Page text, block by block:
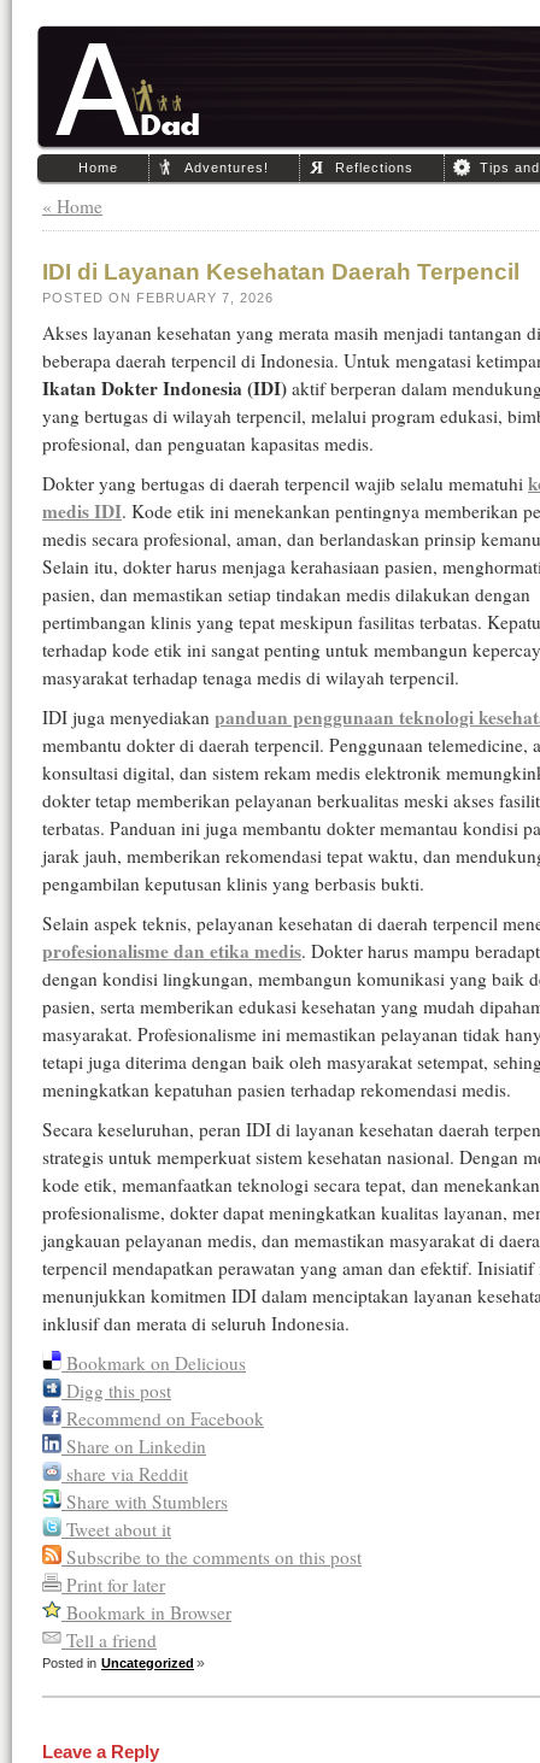
Home Adventures! Reflections Tips
« Home
IDI di Layanan Kesehatan Daerah Terpencil
POSTED ON FEBRUARY 7, 2026
Akses layanan kesehatan yang merata masih menjadi tantangan di
beberapa daerah terpencil di Indonesia. Untuk mengatasi
Ikatan Dokter Indonesia (IDI) aktif berperan dalam
yang bertugas di wilayah terpencil, melalui program edukasi,
profesional, dan penguatan kapasitas medis.
Dokter yang bertugas di daerah terpencil wajib selalu mematuhi
medis IDI. Kode etik ini menekankan pentingnya memberikan
medis secara profesional, aman, dan berlandaskan prinsip
Selain itu, dokter harus menjaga kerahasiaan pasien,
pasien, dan memastikan setiap tindakan medis dilakukan dengan
pertimbangan klinis yang tepat meskipun fasilitas terbatas.
terhadap kode etik ini sangat penting untuk membangun
masyarakat terhadap tenaga medis di wilayah terpencil.
IDI juga menyediakan panduan penggunaan teknologi
membantu dokter di daerah terpencil. Penggunaan telemedicine,
konsultasi digital, dan sistem rekam medis elektronik
dokter tetap memberikan pelayanan berkualitas meski akses
terbatas. Panduan ini juga membantu dokter memantau kondisi
jarak jauh, memberikan rekomendasi tepat waktu, dan
pengambilan keputusan klinis yang berbasis bukti.
Selain aspek teknis, pelayanan kesehatan di daerah terpencil
profesionalisme dan etika medis. Dokter harus mampu
dengan kondisi lingkungan, membangun komunikasi yang baik
pasien, serta memberikan edukasi kesehatan yang mudah
masyarakat. Profesionalisme ini memastikan pelayanan tidak
tetapi juga diterima dengan baik oleh masyarakat setempat,
meningkatkan kepatuhan pasien terhadap rekomendasi medis.
Secara keseluruhan, peran IDI di layanan kesehatan daerah
strategis untuk memperkuat sistem kesehatan nasional. Dengan
kode etik, memanfaatkan teknologi secara tepat, dan menekankan
profesionalisme, dokter dapat meningkatkan kualitas layanan,
jangkauan pelayanan medis, dan memastikan masyarakat di
terpencil mendapatkan perawatan yang aman dan efektif.
menunjukkan komitmen IDI dalam menciptakan layanan
inklusif dan merata di seluruh Indonesia.
Bookmark on Delicious
Digg this post
Recommend on Facebook
Share on Linkedin
share via Reddit
Share with Stumblers
Tweet about it
Subscribe to the comments on this post
Print for later
Bookmark in Browser
Tell a friend
Posted in Uncategorized
Leave a Reply